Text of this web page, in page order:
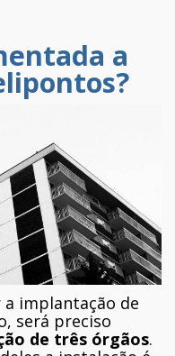
a
a implantação de
será preciso
de três órgãos.